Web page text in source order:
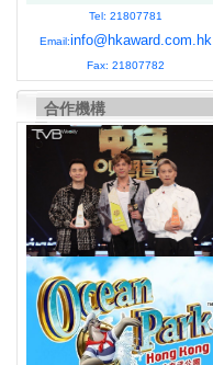
Tel: 21807781
Email:info@hkaward.com.hk
Fax: 21807782
合作機構